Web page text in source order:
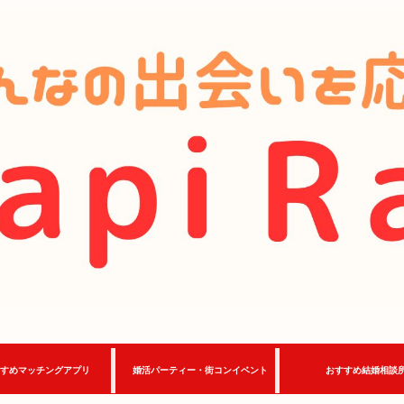
めマッチングアプリ 婚活パーティー・街コンイベント おすすめ結婚相談